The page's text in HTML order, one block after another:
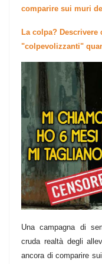
comparire sui muri
La colpa?
"colpevolizzanti"
Una campagna di
cruda realtà degli
ancora di comparire